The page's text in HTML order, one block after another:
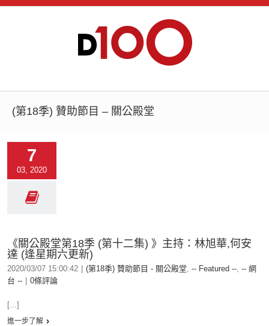
(第18季) 贊助節目 – 關公殿堂
7
03, 2020
《關公殿堂第18季 (第十二集) 》主持：林旭華,何安
達 (逢星期六更新)
2020/03/07 15:00:42 (第18季) 贊助節目 - 關公殿堂, -- Featured --, -- 網
台 --
0條評論
[...]
進一步了解